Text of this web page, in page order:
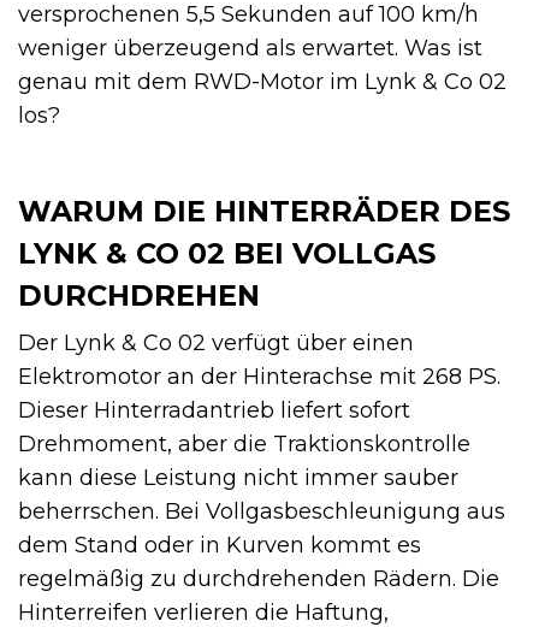
versprochenen 5,5 Sekunden auf 100 km/h
weniger überzeugend als erwartet. Was ist
genau mit dem RWD-Motor im Lynk & Co 02
los?
WARUM DIE HINTERRÄDER DES
LYNK & CO 02 BEI VOLLGAS
DURCHDREHEN
Der Lynk & Co 02 verfügt über einen
Elektromotor an der Hinterachse mit 268 PS.
Dieser Hinterradantrieb liefert sofort
Drehmoment, aber die Traktionskontrolle
kann diese Leistung nicht immer sauber
beherrschen. Bei Vollgasbeschleunigung aus
dem Stand oder in Kurven kommt es
regelmäßig zu durchdrehenden Rädern. Die
Hinterreifen verlieren die Haftung,